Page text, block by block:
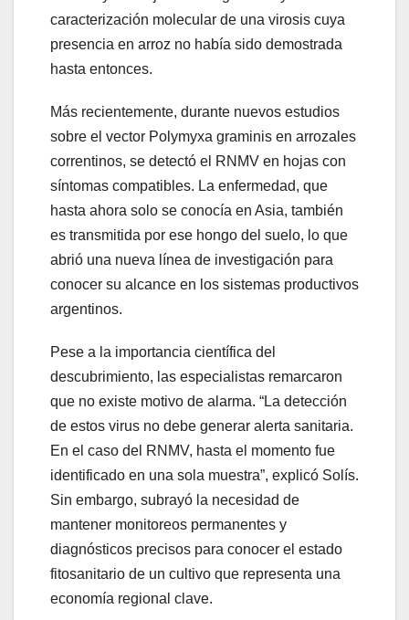
caracterización molecular de una virosis cuya
presencia en arroz no había sido demostrada
hasta entonces.
Más recientemente, durante nuevos estudios
sobre el vector Polymyxa graminis en arrozales
correntinos, se detectó el RNMV en hojas con
síntomas compatibles. La enfermedad, que
hasta ahora solo se conocía en Asia, también
es transmitida por ese hongo del suelo, lo que
abrió una nueva línea de investigación para
conocer su alcance en los sistemas productivos
argentinos.
Pese a la importancia científica del
descubrimiento, las especialistas remarcaron
que no existe motivo de alarma. “La detección
de estos virus no debe generar alerta sanitaria.
En el caso del RNMV, hasta el momento fue
identificado en una sola muestra”, explicó Solís.
Sin embargo, subrayó la necesidad de
mantener monitoreos permanentes y
diagnósticos precisos para conocer el estado
fitosanitario de un cultivo que representa una
economía regional clave.